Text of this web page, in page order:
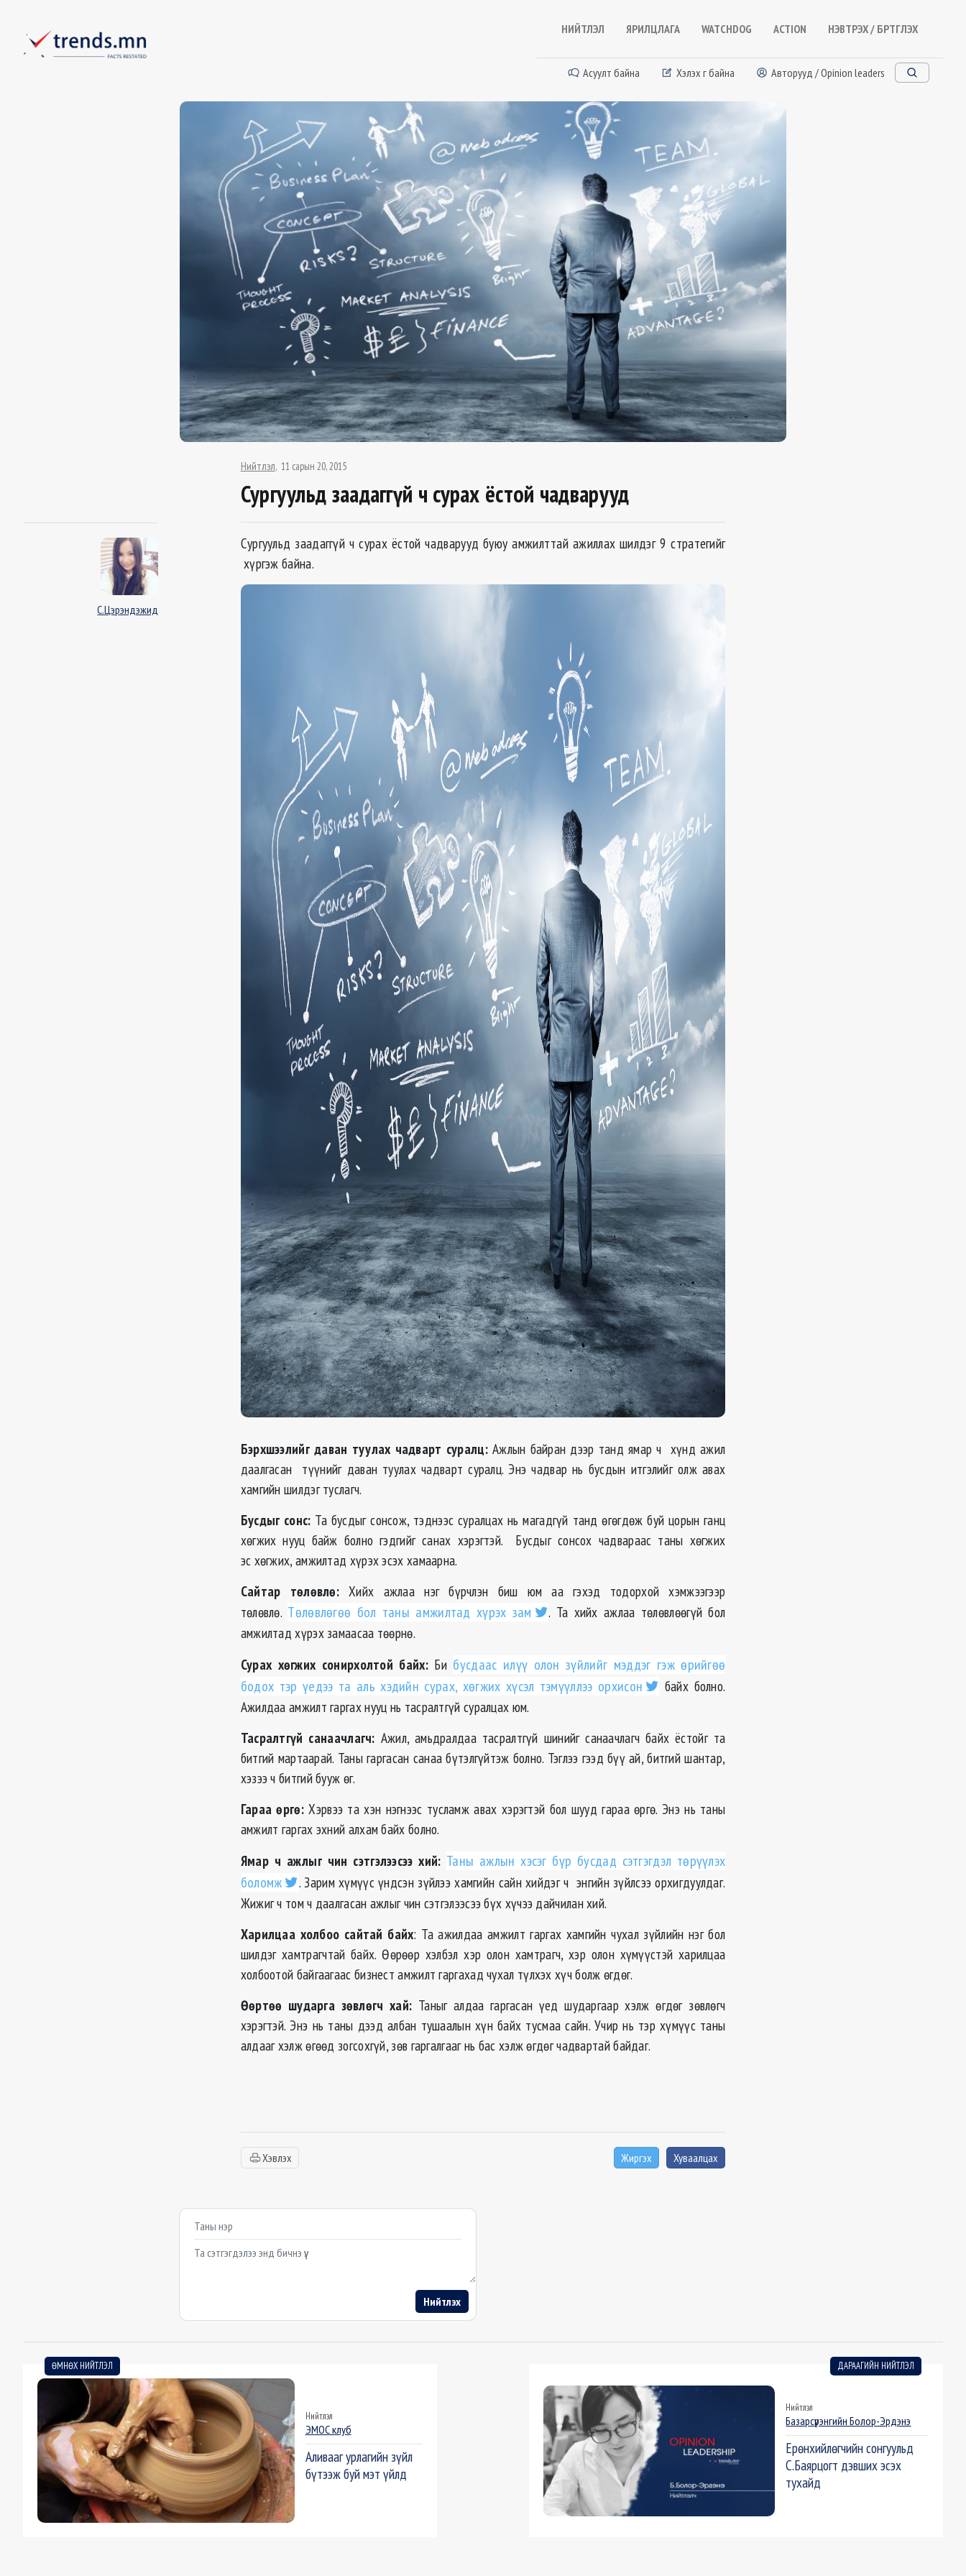
НИЙТЛЭЛ ЯРИЛЦЛАГА WATCHDOG ACTION НЭВТРЭХ / БҮРТГҮҮЛЭХ
Асуулт байна Хэлэх үг байна Авторууд / Opinion leaders
Нийтлэл 11 сарын 20, 2015
Сургуульд заадаггүй ч сурах ёстой чадварууд
С.Цэрэндэжид
Сургуульд заадаггүй ч сурах ёстой чадварууд буюу амжилттай ажиллах шилдэг 9 стратегийг
хүргэж байна.
Бэрхшээлийг даван туулах чадварт суралц: Ажлын байран дээр танд ямар ч хүнд ажил
даалгасан түүнийг даван туулах чадварт суралц. Энэ чадвар нь бусдын итгэлийг олж авах
хамгийн шилдэг туслагч.
Бусдыг сонс: Та бусдыг сонсож, тэднээс суралцах нь магадгүй танд өгөгдөж буй цорын ганц
хөгжих нууц байж болно гэдгийг санах хэрэгтэй. Бусдыг сонсох чадвараас таны хөгжих
эс хөгжих, амжилтад хүрэх эсэх хамаарна.
Сайтар төлөвлө: Хийх ажлаа нэг бүрчлэн биш юм аа гэхэд тодорхой хэмжээгээр
төлөвлө. Төлөвлөгөө бол таны амжилтад хүрэх зам
. Та хийх ажлаа төлөвлөөгүй бол
амжилтад хүрэх замаасаа төөрнө.
Сурах хөгжих сонирхолтой байх: Би бусдаас илүү олон зүйлийг мэддэг гэж өрийгөө
бодох тэр үедээ та аль хэдийн сурах, хөгжих хүсэл тэмүүллээ орхисон
байх болно.
Ажилдаа амжилт гаргах нууц нь тасралтгүй суралцах юм.
Тасралтгүй санаачлагч: Ажил, амьдралдаа тасралтгүй шинийг санаачлагч байх ёстойг та
битгий мартаарай. Таны гаргасан санаа бүтэлгүйтэж болно. Тэглээ гээд бүү ай, битгий шантар,
хэзээ ч битгий бууж өг.
Гараа өргө:Хэрвээ та хэн нэгнээс тусламж авах хэрэгтэй бол шууд гараа өргө. Энэ нь таны
амжилт гаргах эхний алхам байх болно.
Ямар ч ажлыг чин сэтгэлээсээ хий: Таны ажлын хэсэг бүр бусдад сэтгэгдэл төрүүлэх
боломж
. Зарим хүмүүс үндсэн зүйлээ хамгийн сайн хийдэг ч энгийн зүйлсээ орхигдуулдаг.
Жижиг ч том ч даалгасан ажлыг чин сэтгэлээсээ бүх хүчээ дайчилан хий.
Харилцаа холбоо сайтай байх: Та ажилдаа амжилт гаргах хамгийн чухал зүйлийн нэг бол
шилдэг хамтрагчтай байх. Өөрөөр хэлбэлхэр олон хамтрагч,хэр олон хүмүүстэй харилцаа
холбоотой байгаагаас бизнестамжилт гаргахад чухал түлхэх хүч болж өгдөг.
Өөртөө шударга зөвлөгч хай: Таныг алдаа гаргасан үед шударгаар хэлж өгдөг зөвлөгч
хэрэгтэй. Энэ нь таны дээд албан тушаалын хүн байх тусмаа сайн. Учир нь тэр хүмүүс таны
алдааг хэлж өгөөд зогсохгүй, зөв гаргалгааг нь бас хэлж өгдөг чадвартай байдаг.
Хэвлэх Жиргэх Хуваалцах
Сэтгэгдэл бичих
Example textarea
Нийтлэх
ӨМНӨХ НИЙТЛЭЛ
Нийтлэл
ЭМОС клуб
Аливааг урлагийн зүйл
бүтээж буй мэт үйлд
ДАРААГИЙН НИЙТЛЭЛ
Нийтлэл
Базарсүрэнгийн Болор-Эрдэнэ
Ерөнхийлөгчийн сонгуульд
С.Баярцогт дэвших эсэх
тухайд